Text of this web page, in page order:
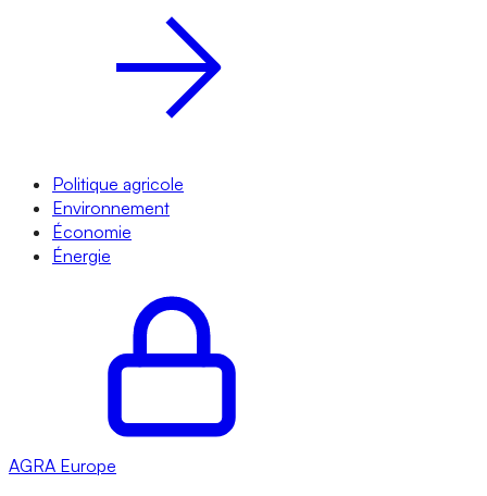
Politique agricole
Environnement
Économie
Énergie
AGRA Europe